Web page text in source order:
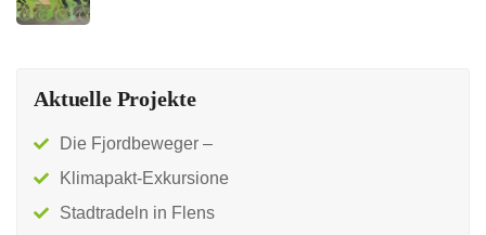
Aktuelle Projekte
Die Fjordbeweger –
Klimapakt-Exkursione
Stadtradeln in Flens